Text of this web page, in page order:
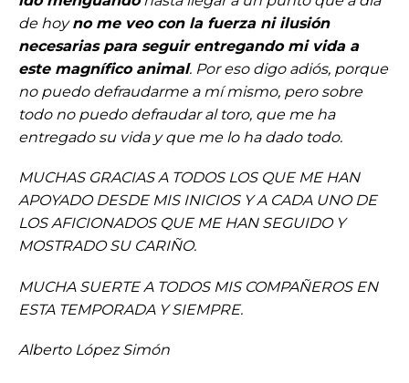
de hoyno me veo con la fuerza ni ilusión
necesarias para seguir entregando mi vida a
este magnífico animal. Por eso digo adiós, porque
no puedo defraudarme a mí mismo, pero sobre
todo no puedo defraudar al toro, que me ha
entregado su vida y que me lo ha dado todo.
MUCHAS GRACIAS A TODOS LOS QUE ME HAN
APOYADO DESDE MIS INICIOS Y A CADA UNO DE
LOS AFICIONADOS QUE ME HAN SEGUIDO Y
MOSTRADO SU CARIÑO.
MUCHA SUERTE A TODOS MIS COMPAÑEROS EN
ESTA TEMPORADA Y SIEMPRE.
Alberto López Simón